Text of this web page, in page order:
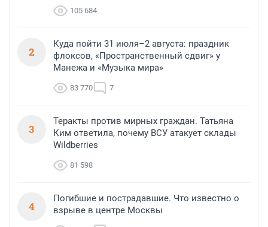
105 684
2
Куда пойти 31 июля–2 августа: праздник
флоксов, «Пространственный сдвиг» у
Манежа и «Музыка мира»
83 770 7
3
Теракты против мирных граждан. Татьяна
Ким ответила, почему ВСУ атакует склады
Wildberries
81 598
4
Погибшие и пострадавшие. Что известно о
взрыве в центре Москвы